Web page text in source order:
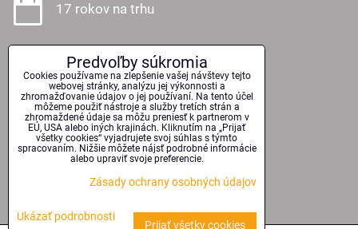
17 rokov na trhu
Odborné poradenstvo
Kvalitné technológie
Serióznosť a spoľahlivosť
Predvoľby súkromia
Cookies používame na zlepšenie vašej návštevy tejto
webovej stránky, analýzu jej výkonnosti a
zhromažďovanie údajov o jej používaní. Na tento účel
môžeme použiť nástroje a služby tretích strán a
zhromaždené údaje sa môžu preniesť k partnerom v
EÚ, USA alebo iných krajinách. Kliknutím na „Prijať
všetky cookies“ vyjadrujete svoj súhlas s týmto
spracovaním. Nižšie môžete nájsť podrobné informácie
alebo upraviť svoje preferencie.
Zásady ochrany osobných údajov
Ukázať podrobnosti
Prijať všetky cookies